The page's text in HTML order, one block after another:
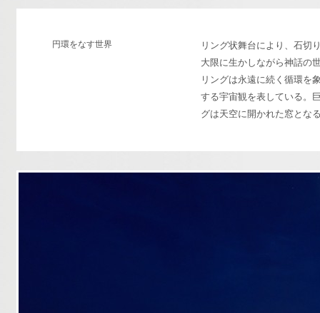
円環をなす世界
リング状舞台により、石切
大限に生かしながら神話の
リングは永遠に続く循環を
する宇宙観を表している。
グは天空に開かれた窓とな